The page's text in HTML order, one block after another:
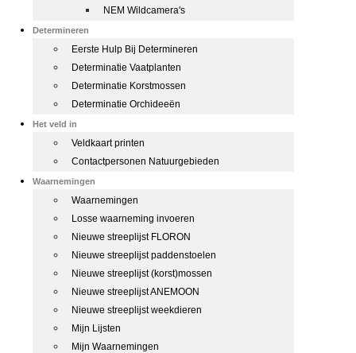
NEM Wildcamera's
Determineren
Eerste Hulp Bij Determineren
Determinatie Vaatplanten
Determinatie Korstmossen
Determinatie Orchideeën
Het veld in
Veldkaart printen
Contactpersonen Natuurgebieden
Waarnemingen
Waarnemingen
Losse waarneming invoeren
Nieuwe streeplijst FLORON
Nieuwe streeplijst paddenstoelen
Nieuwe streeplijst (korst)mossen
Nieuwe streeplijst ANEMOON
Nieuwe streeplijst weekdieren
Mijn Lijsten
Mijn Waarnemingen